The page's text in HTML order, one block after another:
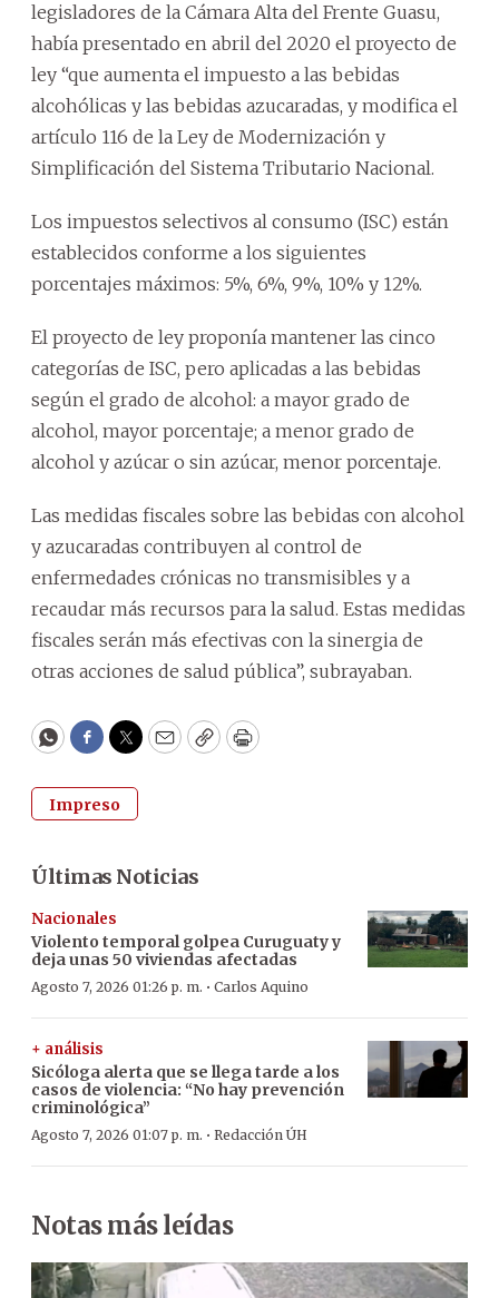
legisladores de la Cámara Alta del Frente Guasu,
había presentado en abril del 2020 el proyecto de
ley “que aumenta el impuesto a las bebidas
alcohólicas y las bebidas azucaradas, y modifica el
artículo 116 de la Ley de Modernización y
Simplificación del Sistema Tributario Nacional.
Los impuestos selectivos al consumo (ISC) están
establecidos conforme a los siguientes
porcentajes máximos: 5%, 6%, 9%, 10% y 12%.
El proyecto de ley proponía mantener las cinco
categorías de ISC, pero aplicadas a las bebidas
según el grado de alcohol: a mayor grado de
alcohol, mayor porcentaje; a menor grado de
alcohol y azúcar o sin azúcar, menor porcentaje.
Las medidas fiscales sobre las bebidas con alcohol
y azucaradas contribuyen al control de
enfermedades crónicas no transmisibles y a
recaudar más recursos para la salud. Estas medidas
fiscales serán más efectivas con la sinergia de
otras acciones de salud pública”, subrayaban.
WhatsApp
Facebook
Twitter
EmailCopyPrint
Impreso
Últimas Noticias
Nacionales
Violento temporal golpea Curuguaty y
deja unas 50 viviendas afectadas
Agosto 7, 2026 01:26 p. m. · Carlos Aquino
+ análisis
Sicóloga alerta que se llega tarde a los
casos de violencia: “No hay prevención
criminológica”
Agosto 7, 2026 01:07 p. m. · Redacción ÚH
Notas más leídas